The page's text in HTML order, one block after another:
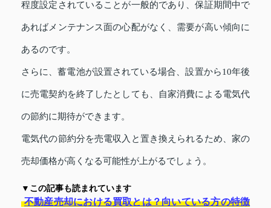
程度設定されていることが一般的であり、保証期間中で
あればメンテナンス面の心配がなく、需要が高い傾向に
あるのです。
さらに、蓄電池が設置されている場合、設置から10年後
に売電契約を終了したとしても、自家消費による電気代
の節約に期待ができます。
電気代の節約分を売電収入と置き換えられるため、家の
売却価格が高くなる可能性が上がるでしょう。
▼この記事も読まれています
不動産売却における買取とは？向いている方の特徴